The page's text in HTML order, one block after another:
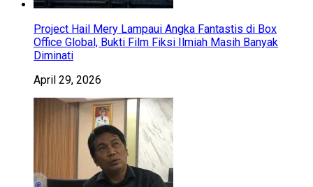
Project Hail Mery Lampaui Angka Fantastis di Box
Office Global, Bukti Film Fiksi Ilmiah Masih Banyak
Diminati
April 29, 2026